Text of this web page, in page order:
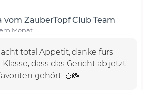
vom ZauberTopf Club Team
Monat
total Appetit, danke fürs
Klasse, dass das Gericht ab jetzt
gehört. 🍚📸